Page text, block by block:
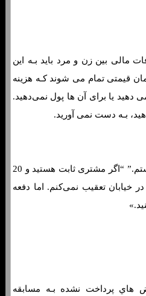
مالی بین زن و مرد باید بـه این
قیمتی تمام می شوند کـه هزینه
دهید یا برای آن ها پول نمی‌دهید.
بـه دست نمی آورید.
او می گوید: “من یک احمق نیستم.” “اگر مشتری ثابت هستید و 20
در خیابان تعقیب نمی‌کنم. اما دفعه
هاي‌ پرداخت نشده بـه مسابقه